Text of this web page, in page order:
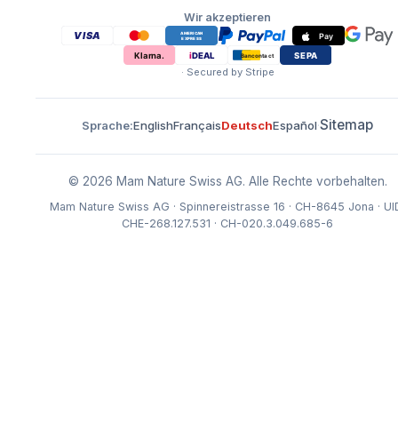
Wir akzeptieren
· Secured by Stripe
Sprache:EnglishFrançaisDeutschEspañol·Sitemap
© 2026 Mam Nature Swiss AG. Alle Rechte vorbehalten.
Mam Nature Swiss AG · Spinnereistrasse 16 · CH-8645 Jona ·
CHE-268.127.531 · CH-020.3.049.685-6